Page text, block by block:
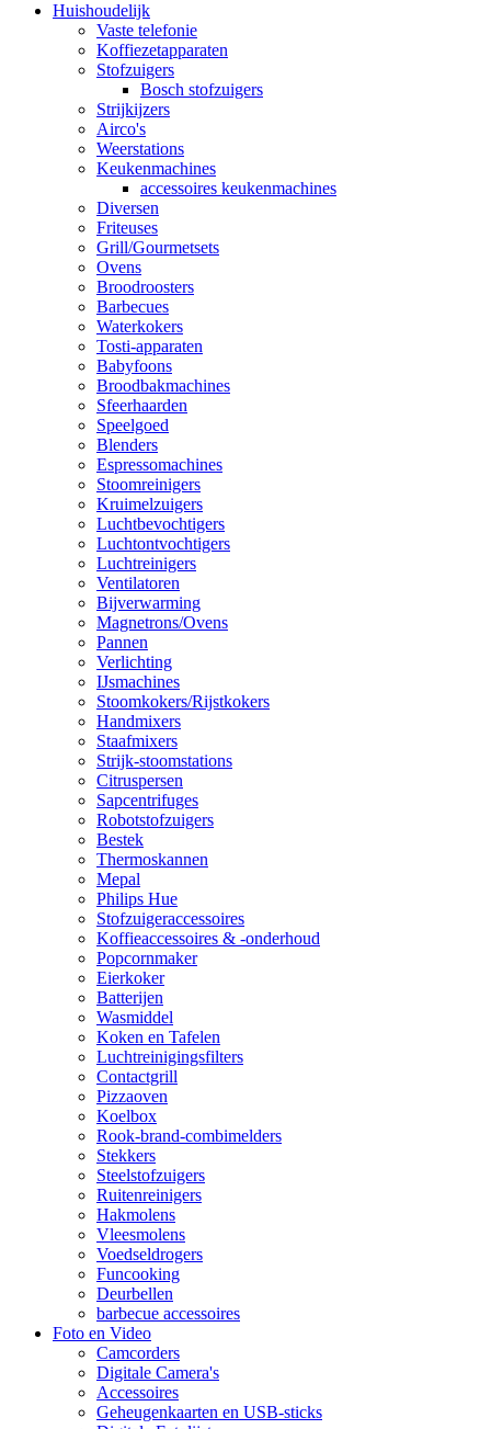
Huishoudelijk
Vaste telefonie
Koffiezetapparaten
Stofzuigers
Bosch stofzuigers
Strijkijzers
Airco's
Weerstations
Keukenmachines
accessoires keukenmachines
Diversen
Friteuses
Grill/Gourmetsets
Ovens
Broodroosters
Barbecues
Waterkokers
Tosti-apparaten
Babyfoons
Broodbakmachines
Sfeerhaarden
Speelgoed
Blenders
Espressomachines
Stoomreinigers
Kruimelzuigers
Luchtbevochtigers
Luchtontvochtigers
Luchtreinigers
Ventilatoren
Bijverwarming
Magnetrons/Ovens
Pannen
Verlichting
IJsmachines
Stoomkokers/Rijstkokers
Handmixers
Staafmixers
Strijk-stoomstations
Citruspersen
Sapcentrifuges
Robotstofzuigers
Bestek
Thermoskannen
Mepal
Philips Hue
Stofzuigeraccessoires
Koffieaccessoires & -onderhoud
Popcornmaker
Eierkoker
Batterijen
Wasmiddel
Koken en Tafelen
Luchtreinigingsfilters
Contactgrill
Pizzaoven
Koelbox
Rook-brand-combimelders
Stekkers
Steelstofzuigers
Ruitenreinigers
Hakmolens
Vleesmolens
Voedseldrogers
Funcooking
Deurbellen
barbecue accessoires
Foto en Video
Camcorders
Digitale Camera's
Accessoires
Geheugenkaarten en USB-sticks